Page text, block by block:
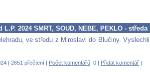
2024 SMRT, SOUD, NEBE, PEKLO - středa
ve středu z Miroslavi do Blučiny. Vyslechli
| 2651 přečtení | Počet komentářů: 0 | Přidat komentář